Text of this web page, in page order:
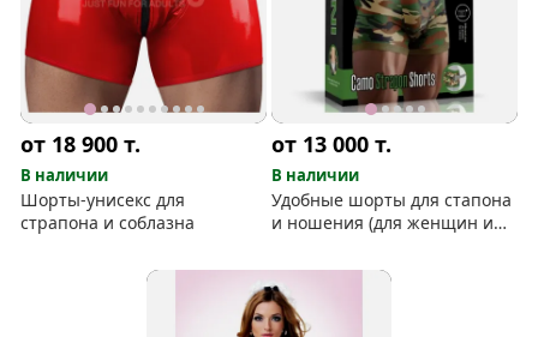
от 18 900т.
В наличии
Шорты-унисекс для
страпона и соблазна
от 13 000т.
В наличии
Удобные шорты для стапона
и ношения (для женщин и